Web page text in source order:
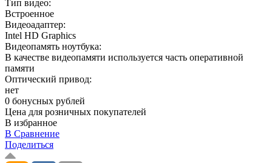
Тип видео:
Встроенное
Видеоадаптер:
Intel HD Graphics
Видеопамять ноутбука:
В качестве видеопамяти используется часть оперативной
памяти
Оптический привод:
нет
0 бонусных рублей
Цена для розничных покупателей
В избранное
В Сравнение
Поделиться